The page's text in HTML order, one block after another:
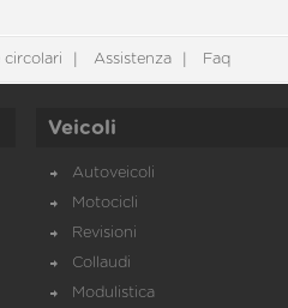
circolari Assistenza Faq
Veicoli
Autoveicoli
Motocicli
Revisioni
Collaudi
Modulistica